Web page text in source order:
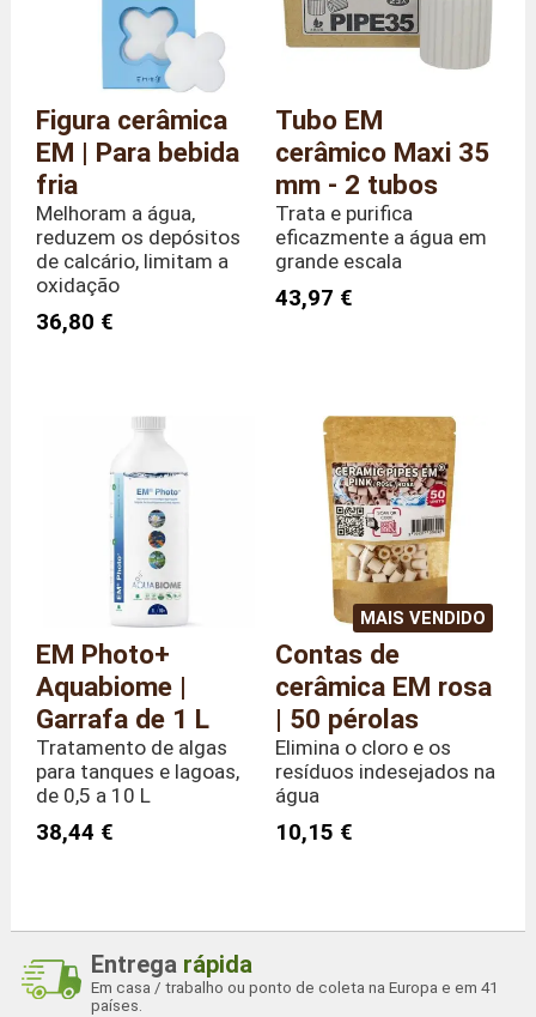
Figura cerâmica
EM | Para bebida
fria
Melhoram a água,
reduzem os depósitos
de calcário, limitam a
oxidação
36,80 €
Tubo EM
cerâmico Maxi 35
mm - 2 tubos
Trata e purifica
eficazmente a água em
grande escala
43,97 €
EM Photo+
Aquabiome |
Garrafa de 1 L
Tratamento de algas
para tanques e lagoas,
de 0,5 a 10 L
38,44 €
MAIS VENDIDO
Contas de
cerâmica EM rosa
| 50 pérolas
Elimina o cloro e os
resíduos indesejados na
água
10,15 €
Entrega rápida
Em casa / trabalho ou ponto de coleta na Europa e em 41
países.